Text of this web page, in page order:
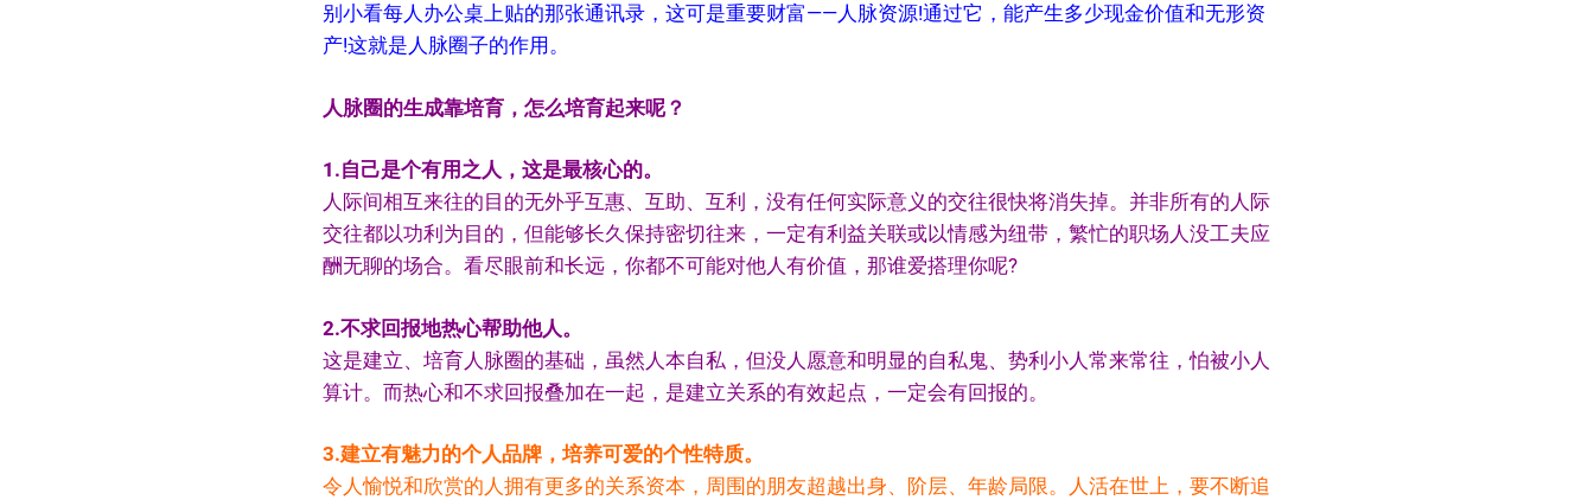
别小看每人办公桌上贴的那张通讯录，这可是重要财富——人脉资源!通过它，能产生多少现金价值和无形资
产!这就是人脉圈子的作用。
人脉圈的生成靠培育，怎么培育起来呢？
1.自己是个有用之人，这是最核心的。
人际间相互来往的目的无外乎互惠、互助、互利，没有任何实际意义的交往很快将消失掉。并非所有的人际
交往都以功利为目的，但能够长久保持密切往来，一定有利益关联或以情感为纽带，繁忙的职场人没工夫应
酬无聊的场合。看尽眼前和长远，你都不可能对他人有价值，那谁爱搭理你呢?
2.不求回报地热心帮助他人。
这是建立、培育人脉圈的基础，虽然人本自私，但没人愿意和明显的自私鬼、势利小人常来常往，怕被小人
算计。而热心和不求回报叠加在一起，是建立关系的有效起点，一定会有回报的。
3.建立有魅力的个人品牌，培养可爱的个性特质。
令人愉悦和欣赏的人拥有更多的关系资本，周围的朋友超越出身、阶层、年龄局限。人活在世上，要不断追